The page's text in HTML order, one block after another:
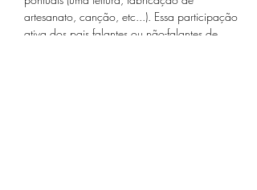
artesanato, canção, etc...). Essa participação
ativa dos pais falantes ou não-falantes de